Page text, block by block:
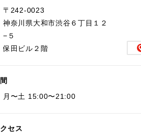
〒242-0023
神奈川県大和市渋谷６丁目１２
−５
保田ビル２階
月〜土 15:00〜21:00
セス